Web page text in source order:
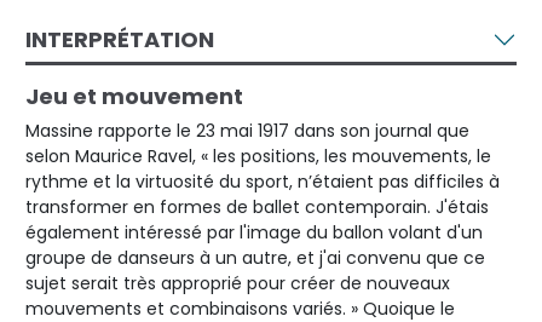
INTERPRÉTATION
Jeu et mouvement
Massine rapporte le 23 mai 1917 dans son journal que
selon Maurice Ravel, « les positions, les mouvements, le
rythme et la virtuosité du sport, n’étaient pas difficiles à
transformer en formes de ballet contemporain. J'étais
également intéressé par l'image du ballon volant d'un
groupe de danseurs à un autre, et j'ai convenu que ce
sujet serait très approprié pour créer de nouveaux
mouvements et combinaisons variés. » Quoique le